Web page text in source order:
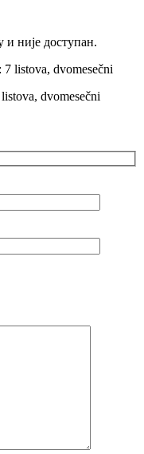
и није доступан.
dvomesečni